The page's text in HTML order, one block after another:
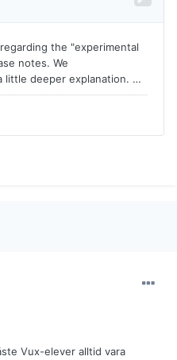
Vux-elever alltid vara